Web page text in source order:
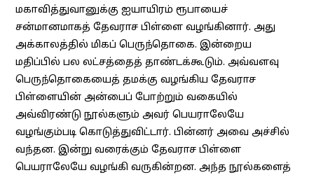
மகாவித்துவானுக்கு ஐயாயிரம் ரூபாயைச்
சன்மானமாகத் தேவராச பிள்ளை வழங்கினார். அது
அக்காலத்தில் மிகப் பெருந்தொகை. இன்றைய
மதிப்பில் பல லட்சத்தைத் தாண்டக்கூடும். அவ்வளவு
பெருந்தொகையைத் தமக்கு வழங்கிய தேவராச
பிள்ளையின் அன்பைப் போற்றும் வகையில்
அவ்விரண்டு நூல்களும் அவர் பெயராலேயே
வழங்கும்படி கொடுத்துவிட்டார். பின்னர் அவை அச்சில்
வந்தன. இன்று வரைக்கும் தேவராச பிள்ளை
பெயராலேயே வழங்கி வருகின்றன. அந்த நூல்களைத்